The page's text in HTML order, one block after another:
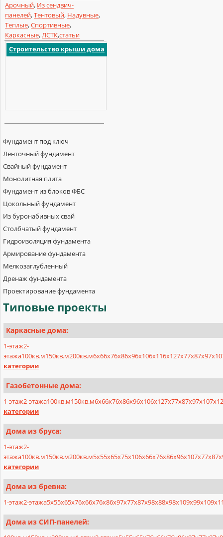
Арочный, Из сендвич-
панелей,Тентовый, Надувные,
Теплые,Спортивные,
Каркасные,ЛСТК,статьи
Строительство крыши дома
Фундамент под ключ
Ленточный фундамент
Свайный фундамент
Монолитная плита
Фундамент из блоков ФБС
Цокольный фундамент
Из буронабивных свай
Столбчатый фундамент
Гидроизоляция фундамента
Армирование фундамента
Мелкозаглубленный
Дренаж фундамента
Проектирование фундамента
Типовые проекты
Каркасные дома:
1-этаж2-
этажа100кв.м150кв.м200кв.м6х66х76х86х96х106х116х127х77х87х97х10
категории
Газобетонные дома:
1-этаж2-этажа100кв.м150кв.м6x66x76x86x96x106x127x77x87x97x107x12
категории
Дома из бруса:
1-этаж2-
этажа100кв.м150кв.м200кв.м5x55x65x75x106x66x76x86x96x107x77x8
категории
Дома из бревна:
1-этаж2-этажа5x55x65x76x66x76x86x97x77x87x98x88x98x109x99x10
Дома из СИП-панелей: